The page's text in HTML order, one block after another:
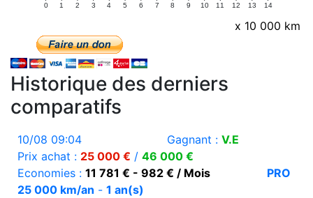
0 1 2 3 4 5 6 7 8 9 10 11 12 13 14
x 10 000 km
Historique des derniers
comparatifs
10/08 09:04 Gagnant : V.E
Prix achat : 25 000 € / 46 000 €
Economies : 11 781 € - 982 € / Mois
PRO
25 000 km/an - 1 an(s)